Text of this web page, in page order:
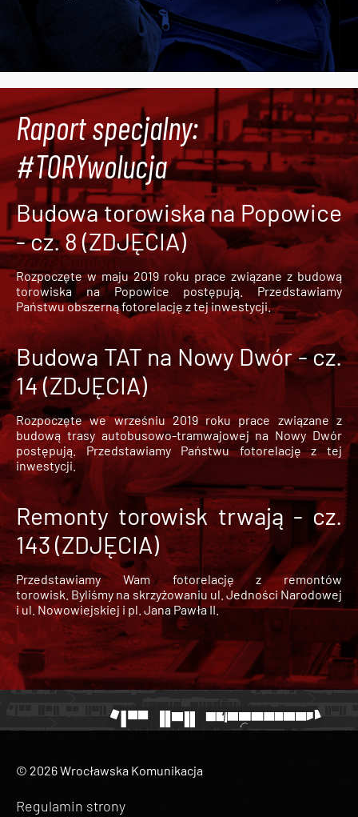
Raport specjalny:
#TORYwolucja
Budowa torowiska na Popowice
- cz. 8 (ZDJĘCIA)
Rozpoczęte w maju 2019 roku prace związane z budową
torowiska na Popowice
postępują. Przedstawiamy
Państwu obszerną fotorelację z tej inwestycji.
Budowa TAT na Nowy Dwór - cz.
14 (ZDJĘCIA)
Rozpoczęte we wrześniu 2019 roku prace związane z
budową trasy autobusowo-tramwajowej na Nowy Dwór
postępują. Przedstawiamy Państwu fotorelację z tej
inwestycji.
Remonty torowisk trwają - cz.
143 (ZDJĘCIA)
Przedstawiamy Wam fotorelację z remontów
torowisk. Byliśmy na skrzyżowaniu ul. Jedności Narodowej
i ul. Nowowiejskiej i pl. Jana Pawła II.
© 2026 Wrocławska Komunikacja
Regulamin strony